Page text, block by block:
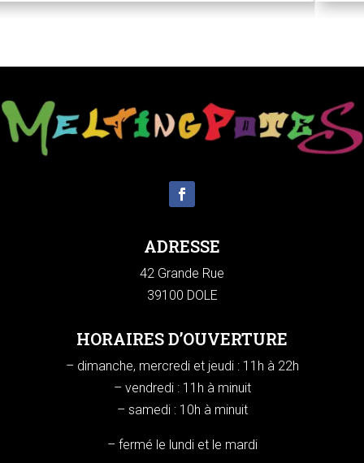
ADRESSE
42 Grande Rue
39100 DOLE
HORAIRES D’OUVERTURE
– dimanche, mercredi et jeudi : 11h à 22h
– vendredi : 11h à minuit
– samedi : 10h à minuit
– fermé le lundi et le mardi